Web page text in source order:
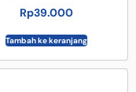
Rp39.000
Tambah ke keranjang